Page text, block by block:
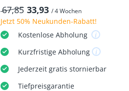
67,85 33,93 / 4 Wochen
Jetzt 50% Neukunden-Rabatt!
KostenloseAbholung
KurzfristigeAbholung
Jederzeit gratis stornierbar
Tiefpreisgarantie